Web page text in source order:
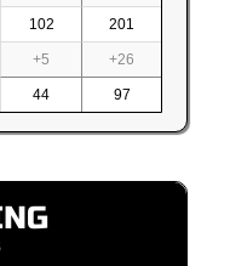
102 201
+5 +26
44 97